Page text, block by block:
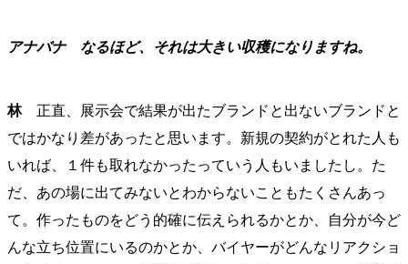
アナバナ なるほど、それは大きい収穫になりますね。
林
正直、展示会で結果が出たブランドと出ないブランドと
ではかなり差があったと思います。新規の契約がとれた人も
いれば、１件も取れなかったっていう人もいましたし。た
だ、あの場に出てみないとわからないこともたくさんあっ
て。作ったものをどう的確に伝えられるかとか、自分が今ど
んな立ち位置にいるのかとか、バイヤーがどんなリアクショ